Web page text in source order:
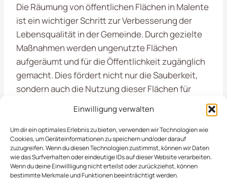
Einwilligung verwalten
Um dir ein optimales Erlebnis zu bieten, verwenden wir Technologien wie
Cookies, um Geräteinformationen zu speichern und/oder darauf
zuzugreifen. Wenn du diesen Technologien zustimmst, können wir Daten
wie das Surfverhalten oder eindeutige IDs auf dieser Website verarbeiten.
Wenn du deine Einwillligung nicht erteilst oder zurückziehst, können
bestimmte Merkmale und Funktionen beeinträchtigt werden.
Die Räumung von öffentlichen Flächen in Malente
ist ein wichtiger Schritt zur Verbesserung der
Lebensqualität in der Gemeinde. Durch gezielte
Maßnahmen werden ungenutzte Flächen
aufgeräumt und für die Öffentlichkeit zugänglich
gemacht. Dies fördert nicht nur die Sauberkeit,
sondern auch die Nutzung dieser Flächen für
Unser Vorgehen Für
Saubere Umgebungen